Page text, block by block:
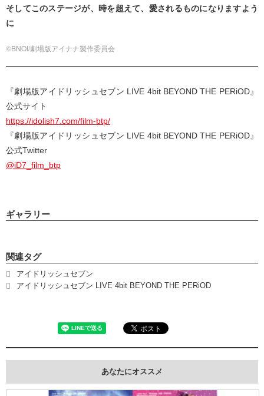
そしてこのステージが、時を超えて、愛されるものになりますよう
に
©BNOI/劇場版アイナナ製作委員会
『劇場版アイドリッシュセブン LIVE 4bit BEYOND THE PERiOD』
公式サイト
https://idolish7.com/film-btp/
『劇場版アイドリッシュセブン LIVE 4bit BEYOND THE PERiOD』
公式Twitter
@iD7_film_btp
ギャラリー
関連タグ
アイドリッシュセブン
アイドリッシュセブン LIVE 4bit BEYOND THE PERiOD
あなたにオススメ